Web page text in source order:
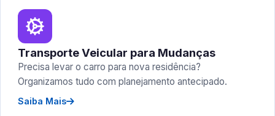
Transporte Veicular para Mudanças
Precisa levar o carro para nova residência?
Organizamos tudo com planejamento antecipado.
Saiba Mais